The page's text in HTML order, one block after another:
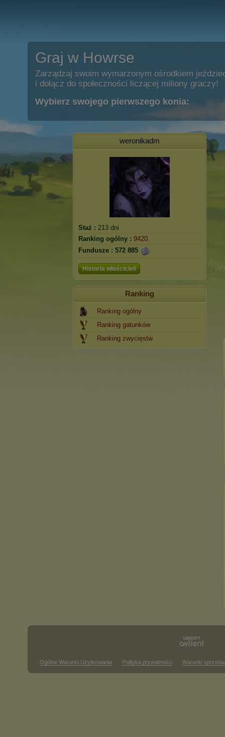
Graj w Howrse
Zarządzaj swoim wymarzonym ośrodkiem
i dołącz do społeczności liczącej miliony graczy!
Wybierz swojego pierwszego konia:
weronikadm
Staż : 213 dni
Ranking ogólny : 9420.
Fundusze : 572 885
Historia właścicieli
Ranking
Ranking ogólny
Ranking gatunków
Ranking zwycięstw
Ogólne Warunki Użytkowania Polityka prywatności Warunki